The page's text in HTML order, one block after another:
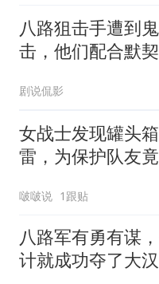
八路狙击手遭到
击，他们配合默
剧说侃影
女战士发现罐头
雷，为保护队友
啵啵说 1跟贴
八路军有勇有谋
计就成功夺了大